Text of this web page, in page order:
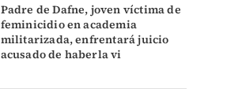
Padre de Dafne, joven víctima de
feminicidio en academia
militarizada, enfrentará juicio
acusado de haberla vi